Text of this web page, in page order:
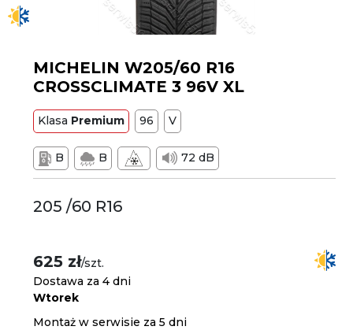
MICHELIN W205/60 R16
CROSSCLIMATE 3 96V XL
Klasa Premium 96 V
B B 72 dB
205 /60 R16
625 zł/szt.
Dostawa za 4 dni
Wtorek
Montaż w serwisie za 5 dni